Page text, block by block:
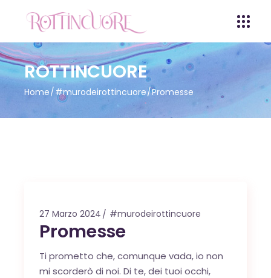
ROTTINCUORE
Home #murodeirottincuore Promesse
27 Marzo 2024 #murodeirottincuore
Promesse
Ti prometto che, comunque vada, io non
mi scorderò di noi. Di te, dei tuoi occhi,